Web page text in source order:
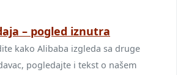
– pogled iznutra
kako Alibaba izgleda sa druge
pogledajte i tekst o našem